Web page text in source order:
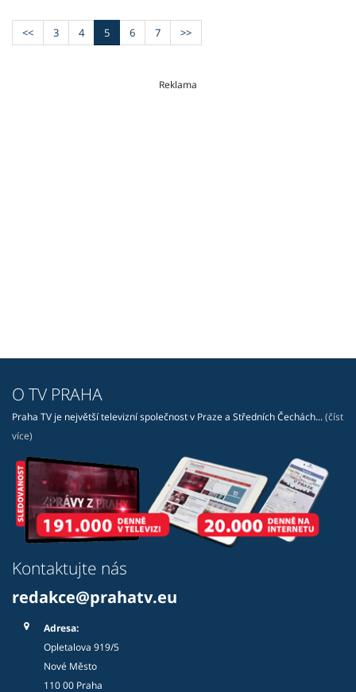
<< 3 4 5 6 7 >>
Reklama
O TV PRAHA
Praha TV je největší televizní společnost v Praze a Středních Čechách... (číst
více)
Kontaktujte nás
redakce@prahatv.eu
Adresa:
Opletalova 919/5
Nové Město
110 00 Praha